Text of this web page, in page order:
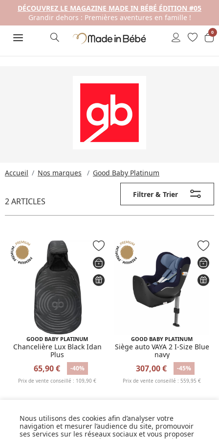
DÉCOUVREZ LE MAGAZINE MADE IN BÉBÉ ÉDITION #05
Grandir dehors : Premières aventures en famille !
0
Accueil Nos marques Good Baby Platinum
2 ARTICLES
Filtrer & Trier
GOOD BABY PLATINUM
Chancelière Lux Black Idan
Plus
65,90 € -40%
Prix de vente conseillé : 109,90 €
GOOD BABY PLATINUM
Siège auto VAYA 2 I-Size Blue
navy
307,00 € -45%
Prix de vente conseillé : 559,95 €
SUIVEZ NOS ACTUS,
Nous utilisons des cookies afin d’analyser votre
navigation et mesurer l’audience du site, promouvoir
ses services sur les réseaux sociaux et vous proposer